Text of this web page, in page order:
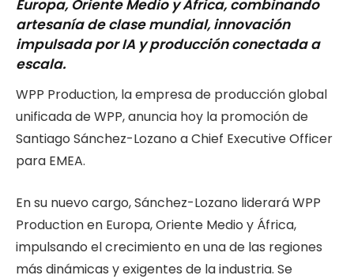
Europa, Oriente Medio y África, combinando
artesanía de clase mundial, innovación
impulsada por IA y producción conectada a
escala.
WPP Production, la empresa de producción global
unificada de WPP, anuncia hoy la promoción de
Santiago Sánchez-Lozano a Chief Executive Officer
para EMEA.
En su nuevo cargo, Sánchez-Lozano liderará WPP
Production en Europa, Oriente Medio y África,
impulsando el crecimiento en una de las regiones
más dinámicas y exigentes de la industria. Se